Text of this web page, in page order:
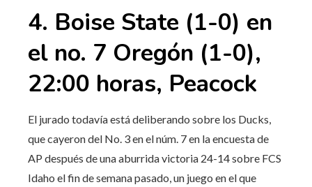
4. Boise State (1-0) en
el no. 7 Oregón (1-0),
22:00 horas, Peacock
El jurado todavía está deliberando sobre los Ducks,
que cayeron del No. 3 en el núm. 7 en la encuesta de
AP después de una aburrida victoria 24-14 sobre FCS
Idaho el fin de semana pasado, un juego en el que